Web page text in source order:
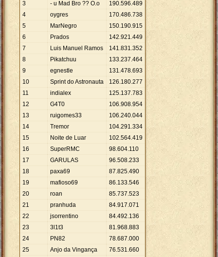
3
- u Mad Bro ?? O.o 190.596.489
4
oygres 170.486.738
5
MarNegro 150.190.915
6
Prados 142.921.449
7
Luis Manuel Ramos 141.831.352
8
Pikatchuu 133.237.464
9
egnestle 131.478.693
10
Sprint do Astronauta 126.180.277
11
indialex 125.137.783
12
G4T0 106.908.954
13
ruigomes33 106.240.044
14
Tremor 104.291.334
15
Noite de Luar 102.564.419
16
SuperRMC 98.604.110
17
GARULAS 96.508.233
18
paxa69 87.825.490
19
mafioso69 86.133.546
20
roan 85.737.523
21
pranhuda 84.917.071
22
jsorrentino 84.492.136
23
3l1t3 81.968.883
24
PN82 78.687.000
25
Anjo da Vingança 76.531.660